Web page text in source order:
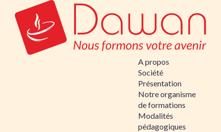
A propos
Société
Présentation
Notre organisme
de formations
Modalités
pédagogiques